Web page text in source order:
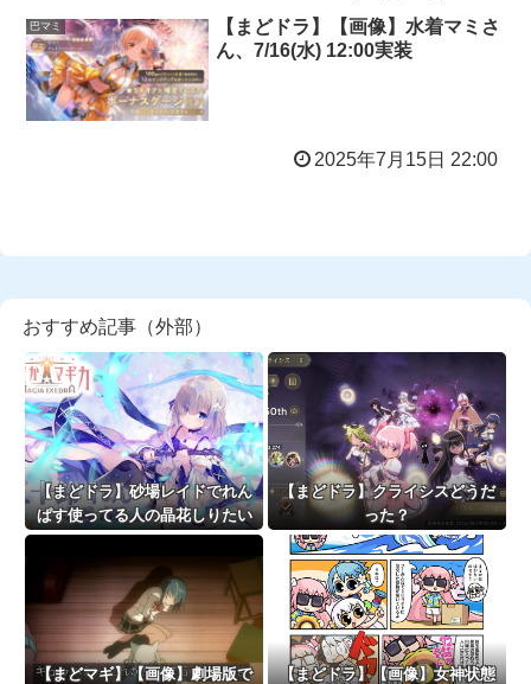
巴マミ
【まどドラ】【画像】水着マミさ
ん、7/16(水) 12:00実装
2025年7月15日 22:00
おすすめ記事（外部）
【まどドラ】砂場レイドでれん
ぱす使ってる人の晶花しりたい
【まどドラ】クライシスどうだ
った？
【まどマギ】【画像】劇場版で
【まどドラ】【画像】女神状態